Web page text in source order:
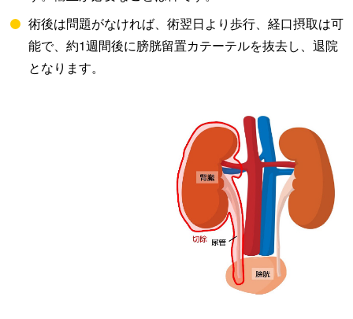
術後は問題がなければ、術翌日より歩行、経口摂取は可
能で、約1週間後に膀胱留置カテーテルを抜去し、退院
となります。